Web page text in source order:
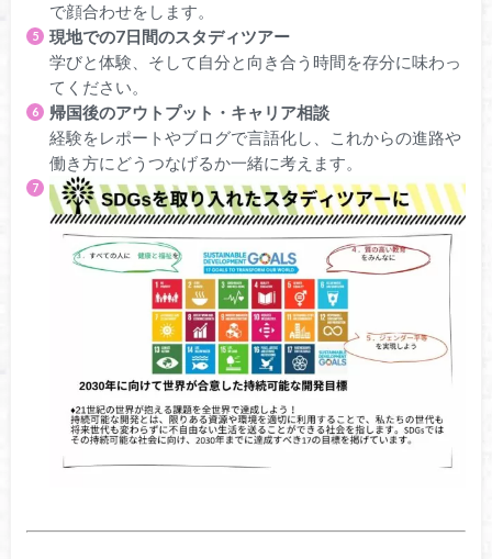
で顔合わせをします。
現地での7日間のスタディツアー
学びと体験、そして自分と向き合う時間を存分に味わっ
てください。
帰国後のアウトプット・キャリア相談
経験をレポートやブログで言語化し、これからの進路や
働き方にどうつなげるか一緒に考えます。